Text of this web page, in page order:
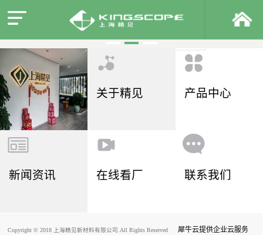
关于精见 产品中心
新闻资讯 在线看厂 联系我们
Copyright © 2018 上海精见新材料有限公司.All Rights Reserved 犀牛云提供企业云服务